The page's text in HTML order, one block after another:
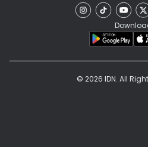
© 2026 IDN. All